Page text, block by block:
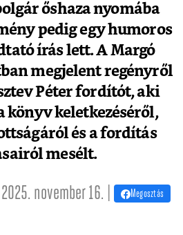
őshaza nyomába
pedig egy humoros
írás lett. A Margó
megjelent regényről
Péter fordítót, aki
könyv keletkezéséről,
és a fordítás
mesélt.
november 16. | Megosztás